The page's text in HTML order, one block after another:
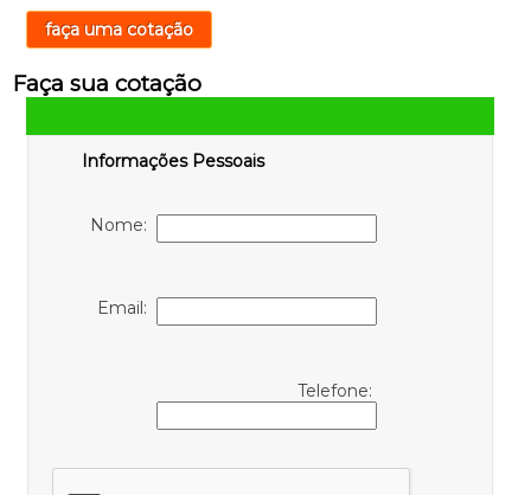
faça uma cotação
Faça sua cotação
Informações Pessoais
Nome:
Email:
Telefone: